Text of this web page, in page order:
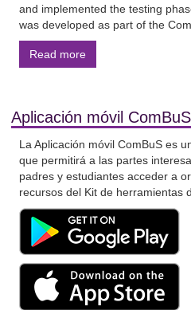
and implemented the testing
was developed as part of the
Read more
Aplicación móvil ComBuS
La Aplicación móvil ComBuS es
que permitirá a las partes
padres y estudiantes acceder a
recursos del Kit de herramientas